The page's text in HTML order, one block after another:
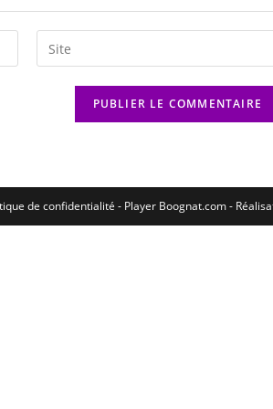
de confidentialité - Player Boognat.com-